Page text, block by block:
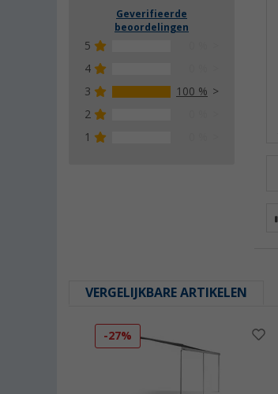
Geverifieerde
beoordelingen
5
4
3
100 %
2
1
VERGELIJKBARE ARTIKELEN
-27%